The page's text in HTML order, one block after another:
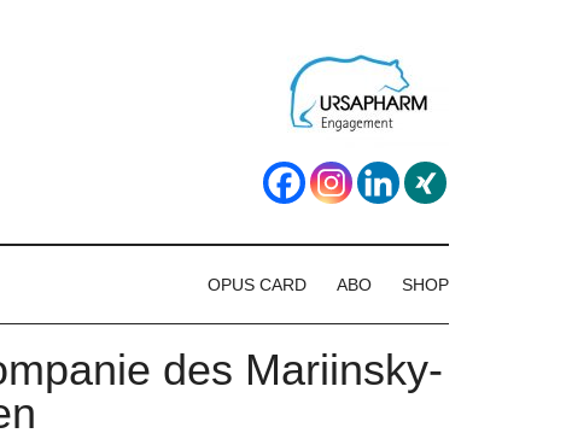
SHOP
ABO
OPUS CARD
des Mariinsky-